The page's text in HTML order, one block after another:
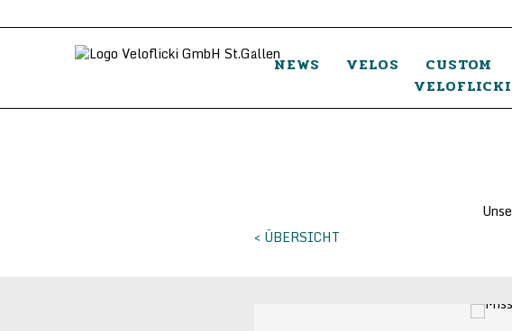
NEWS VELOS CUSTOM
VELOFLICKI
< ÜBERSICHT